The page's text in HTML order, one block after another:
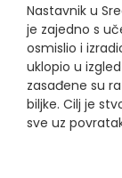
Nastavnik u
je zajedno s
osmislio i
uklopio u
zasađene su
biljke. Cilj je
sve uz